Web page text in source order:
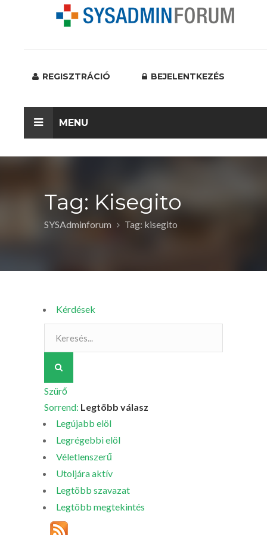
REGISZTRÁCIÓ BEJELENTKEZÉS
MENU
Tag: Kisegito
SYSAdminforum Tag: kisegito
Kérdések
Szürő
Sorrend: Legtöbb válasz
Legújabb elöl
Legrégebbi elöl
Véletlenszerű
Utoljára aktív
Legtöbb szavazat
Legtöbb megtekintés